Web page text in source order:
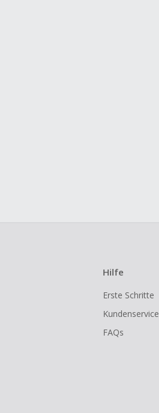
Hilfe
Erste Schritte
Kundenservice
FAQs